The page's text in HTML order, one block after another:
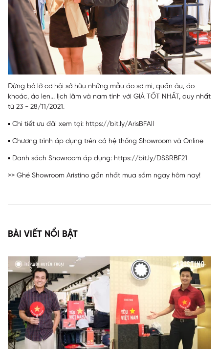
Đừng bỏ lỡ cơ hội sở hữu những mẫu áo sơ mi, quần âu, áo
khoác, áo len... lịch lãm và nam tính với GIÁ TỐT NHẤT, duy nhất
từ 23 - 28/11/2021.
▪ Chi tiết ưu đãi xem tại: https://bit.ly/ArisBFAll
▪ Chương trình áp dụng trên cả hệ thống Showroom và Online
▪ Danh sách Showroom áp dụng: https://bit.ly/DSSRBF21
>> Ghé Showroom Aristino gần nhất mua sắm ngay hôm nay!
BÀI VIẾT NỔI BẬT